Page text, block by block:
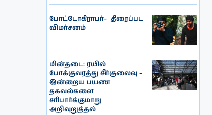
போட்டோகிராபர்- ‌ திரைப்பட
விமர்சனம்
மின்தடை: ரயில்
போக்குவரத்து சீர்குலைவு –
இன்றைய பயண
தகவல்களை
சரிபார்க்குமாறு
அறிவுறுத்தல்